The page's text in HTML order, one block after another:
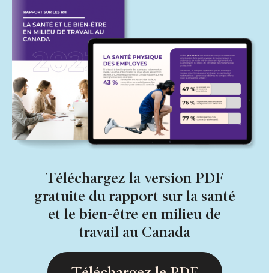
Téléchargez la version PDF
gratuite du rapport sur la santé
et le bien-être en milieu de
travail au Canada